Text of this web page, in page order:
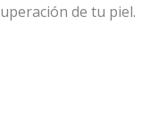
de tu piel.